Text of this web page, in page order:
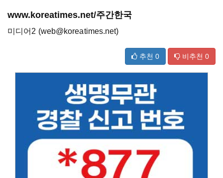
www.koreatimes.net/주간한국
미디어2 (web@koreatimes.net)
추천 0 비추천 0